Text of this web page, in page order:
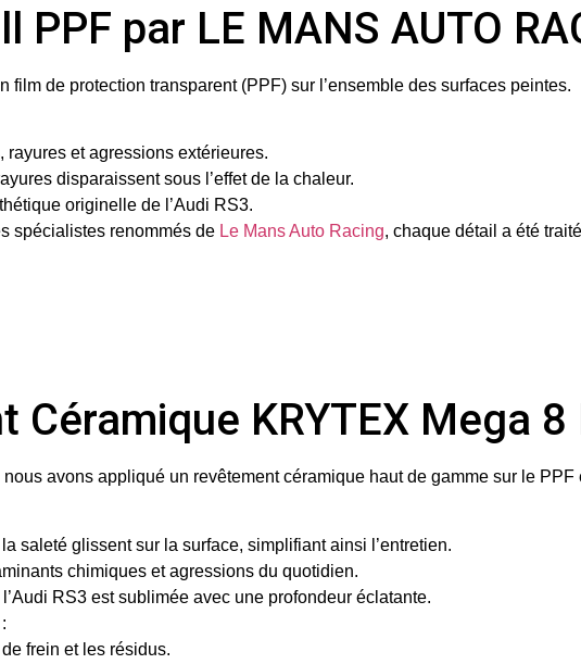
PPF par LE MANS AUTO
film de protection transparent (PPF) sur l’ensemble des surfaces peintes.
et agressions extérieures.
disparaissent sous l’effet de la chaleur.
originelle de l’Audi RS3.
spécialistes renommés de Le Mans Auto Racing, chaque détail a été
Céramique KRYTEX Mega
nous avons appliqué un revêtement céramique haut de gamme sur le PPF
saleté glissent sur la surface, simplifiant ainsi l’entretien.
chimiques et agressions du quotidien.
RS3 est sublimée avec une profondeur éclatante.
:
frein et les résidus.